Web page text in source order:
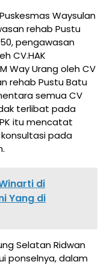
Waysulan
rehab Pustu
pengawasan
CV.HAK
Way Urang oleh CV
rehab Pustu Batu
semua CV
terlibat pada
itu mencatat
pada
di
Yang di
Selatan Ridwan
ponselnya, dalam